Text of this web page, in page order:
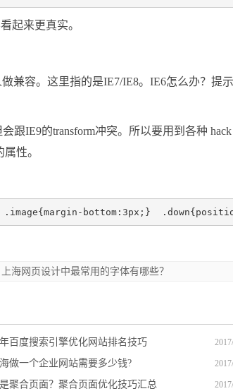
起来更真实。
兼容。这里指的是IE7/IE8。IE6怎么办？提示
跟IE9的transform冲突。所以要用到各种 hack
性。
.image{margin-bottom:3px;}
上海网页设计中最常用的字体有哪些？
百度搜索引擎优化网站排名技巧
做一个企业网站需要多少钱?
聚合页面？聚合页面优化技巧汇总